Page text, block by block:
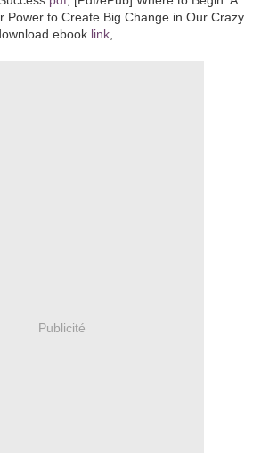
Power to Create Big Change in Our Crazy
ebook link
Publicité